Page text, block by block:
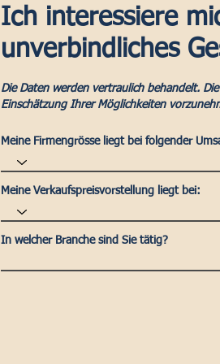
Ich interessiere
unverbindliches
Die Daten werden vertraulich behandelt.
Einschätzung Ihrer Möglichkeiten
Meine Firmengrösse liegt bei folgender
Meine Verkaufspreisvorstellung liegt bei:
In welcher Branche sind Sie tätig?